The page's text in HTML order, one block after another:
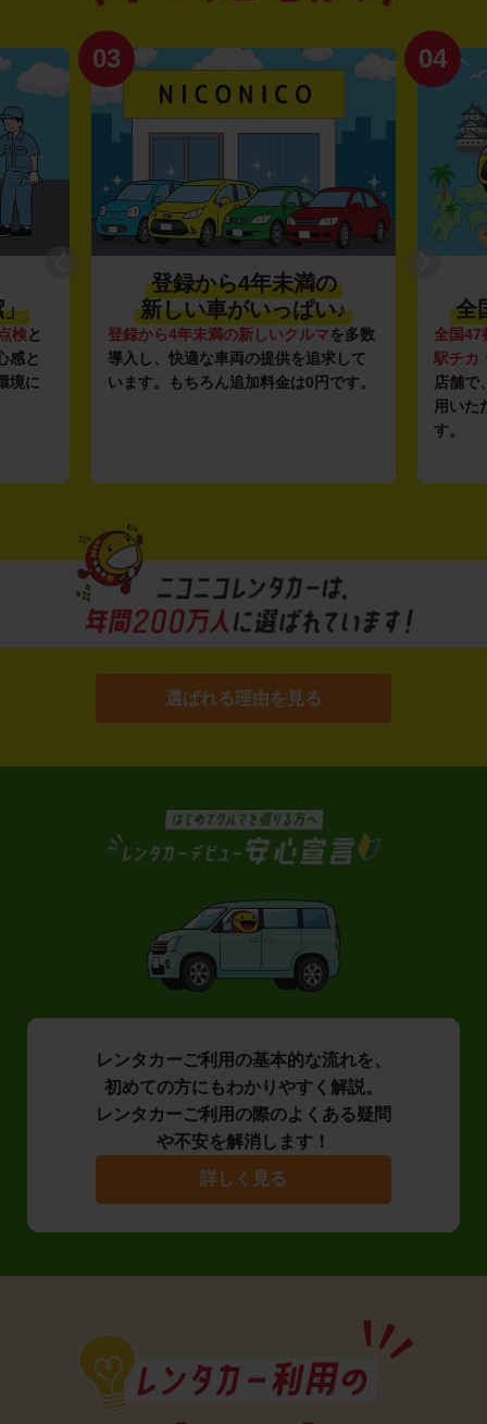
」
検と
感と
境に
03
登録から4年未満の
新しい車がいっぱい♪
登録から4年未満の新しいクルマを多数
導入し、快適な車両の提供を追求して
います。もちろん追加料金は0円です。
04
全
全国47
駅チカ
店舗で
用いた
す。
選ばれる理由を見る
レンタカーご利用の基本的な流れを、
初めての方にもわかりやすく解説。
レンタカーご利用の際のよくある疑問
や不安を解消します！
詳しく見る